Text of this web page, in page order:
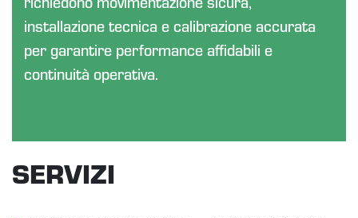
richiedono movimentazione sicura,
installazione tecnica e calibrazione accurata
per garantire performance affidabili e
continuità operativa.
SERVIZI